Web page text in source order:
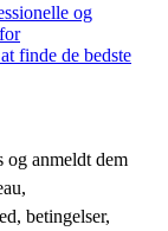
og
finde de bedste
og anmeldt dem
betingelser,